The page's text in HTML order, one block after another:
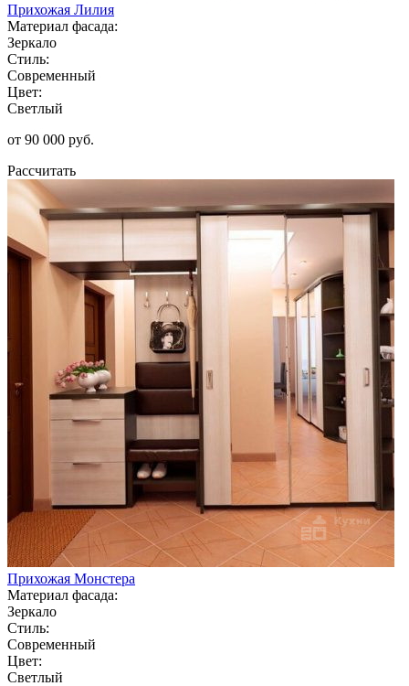
Прихожая Лилия
Материал фасада:
Зеркало
Стиль:
Современный
Цвет:
Светлый
от 90 000 руб.
Рассчитать
Прихожая Монстера
Материал фасада:
Зеркало
Стиль:
Современный
Цвет:
Светлый